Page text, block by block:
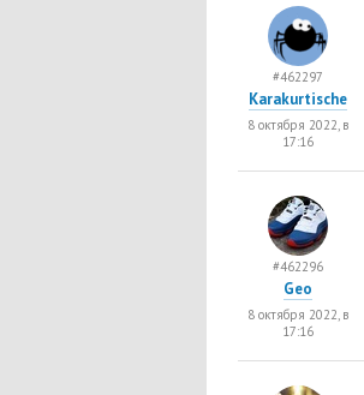
#462297
Karakurtische
8 октября 2022, в
17:16
#462296
Geo
8 октября 2022, в
17:16